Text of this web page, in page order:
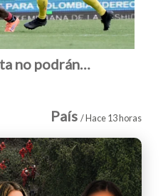
no podrán
País / Hace 13 horas